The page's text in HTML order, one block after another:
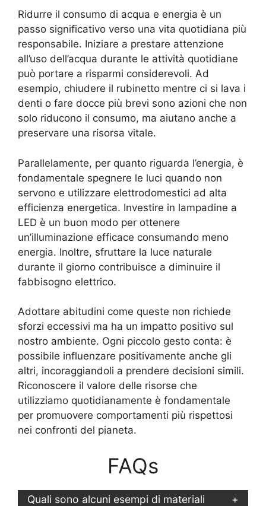
Ridurre il consumo di acqua e energia è un
passo significativo verso una vita quotidiana più
responsabile. Iniziare a prestare attenzione
all’uso dell’acqua durante le attività quotidiane
può portare a risparmi considerevoli. Ad
esempio, chiudere il rubinetto mentre ci si lava i
denti o fare docce più brevi sono azioni che non
solo riducono il consumo, ma aiutano anche a
preservare una risorsa vitale.
Parallelamente, per quanto riguarda l’energia, è
fondamentale spegnere le luci quando non
servono e utilizzare elettrodomestici ad alta
efficienza energetica. Investire in lampadine a
LED è un buon modo per ottenere
un’illuminazione efficace consumando meno
energia. Inoltre, sfruttare la luce naturale
durante il giorno contribuisce a diminuire il
fabbisogno elettrico.
Adottare abitudini come queste non richiede
sforzi eccessivi ma ha un impatto positivo sul
nostro ambiente. Ogni piccolo gesto conta: è
possibile influenzare positivamente anche gli
altri, incoraggiandoli a prendere decisioni simili.
Riconoscere il valore delle risorse che
utilizziamo quotidianamente è fondamentale
per promuovere comportamenti più rispettosi
nei confronti del pianeta.
FAQs
Quali sono alcuni esempi di materiali